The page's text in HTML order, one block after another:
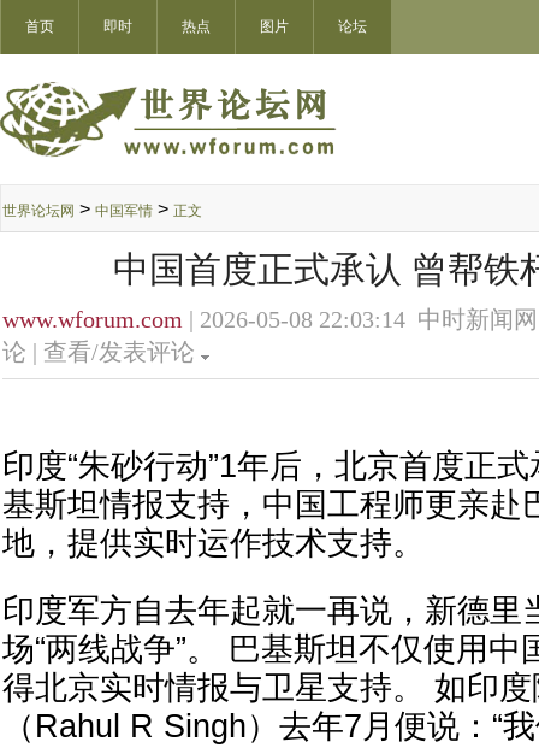
首页 即时 热点 图片 论坛
世界论坛网 > 中国军情 > 正文
中国首度正式承认 曾帮铁
www.wforum.com | 2026-05-08 22:03:14 中时新闻
论 | 查看/发表评论
印度“朱砂行动”1年后，北京首度正
基斯坦情报支持，中国工程师更亲赴
地，提供实时运作技术支持。
印度军方自去年起就一再说，新德里
场“两线战争”。 巴基斯坦不仅使用中
得北京实时情报与卫星支持。 如印
（Rahul R Singh）去年7月便说：“